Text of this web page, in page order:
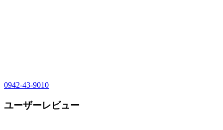
0942-43-9010
ユーザーレビュー